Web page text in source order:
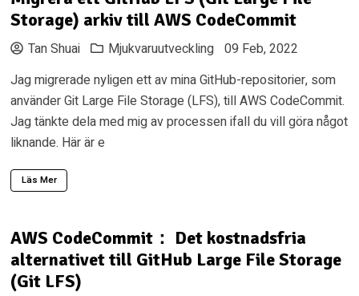
Storage) arkiv till AWS CodeCommit
Tan Shuai Mjukvaruutveckling 09 Feb, 2022
Jag migrerade nyligen ett av mina GitHub-repositorier, som
använder Git Large File Storage (LFS), till AWS CodeCommit.
Jag tänkte dela med mig av processen ifall du vill göra något
liknande. Här är e
Läs Mer
AWS CodeCommit： Det kostnadsfria
alternativet till GitHub Large File Storage
(Git LFS)